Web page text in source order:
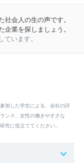
会人の生の声です。
業を探しましょう。
います。
加した学生による、会社の評
ンス、女性の働きやすさな
究に役立ててください。